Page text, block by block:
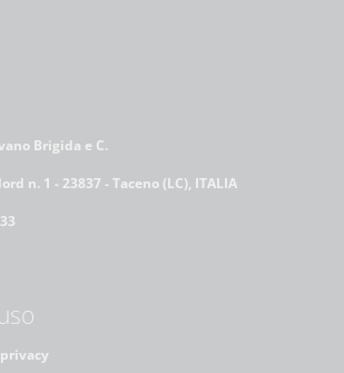
Brigida e C.
n. 1 - 23837 - Taceno (LC), ITALIA